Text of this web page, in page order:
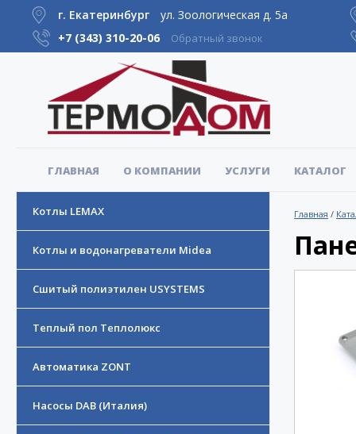
г. Екатеринбург
ул. Зоологическая д. 5а
+7 (343) 310-20-06 Обратный звонок
ГЛАВНАЯ О КОМПАНИИ УСЛУГИ КАТАЛОГ
Котлы LEMAX
Котлы и водонагреватели Midea
Сшитый полиэтилен USYSTEMS
Теплый пол Теплолюкс
Автоматика ZONT
Насосы DAB (Италия)
Главная /